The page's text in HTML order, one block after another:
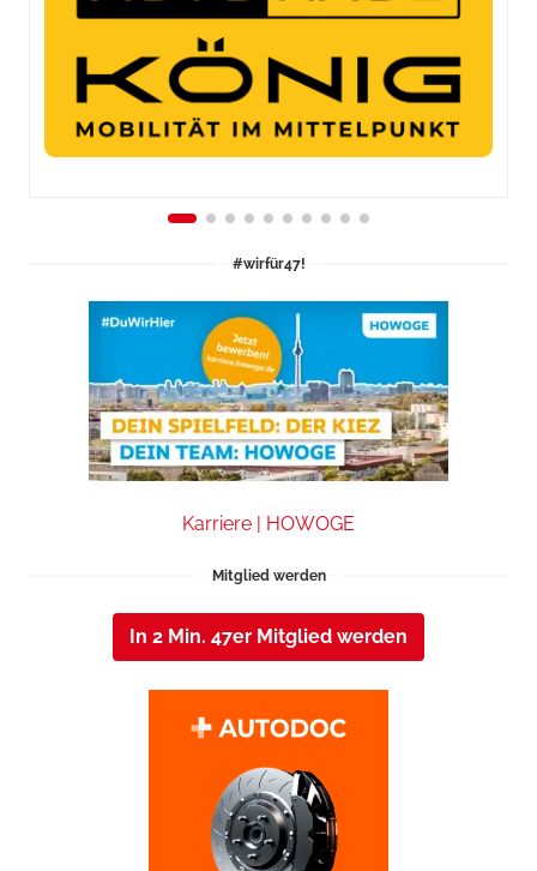
#wirfür47!
Karriere | HOWOGE
Mitglied werden
In 2 Min. 47er Mitglied werden